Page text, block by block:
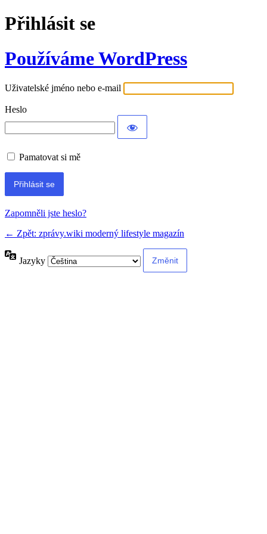
Přihlásit se
Používáme WordPress
Uživatelské jméno nebo e-mail
Heslo
Pamatovat si mě
Zapomněli jste heslo?
← Zpět: zprávy.wiki moderný lifestyle magazín
Jazyky